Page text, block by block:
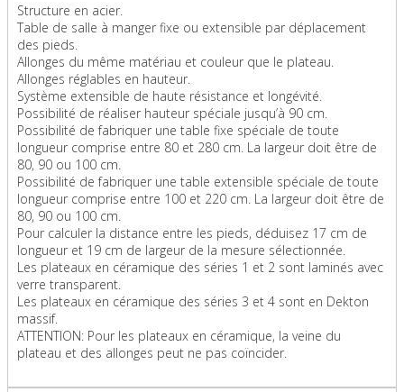
Structure en acier.
Table de salle à manger fixe ou extensible par déplacement
des pieds.
Allonges du même matériau et couleur que le plateau.
Allonges réglables en hauteur.
Système extensible de haute résistance et longévité.
Possibilité de réaliser hauteur spéciale jusqu’à 90 cm.
Possibilité de fabriquer une table fixe spéciale de toute
longueur comprise entre 80 et 280 cm. La largeur doit être de
80, 90 ou 100 cm.
Possibilité de fabriquer une table extensible spéciale de toute
longueur comprise entre 100 et 220 cm. La largeur doit être de
80, 90 ou 100 cm.
Pour calculer la distance entre les pieds, déduisez 17 cm de
longueur et 19 cm de largeur de la mesure sélectionnée.
Les plateaux en céramique des séries 1 et 2 sont laminés avec
verre transparent.
Les plateaux en céramique des séries 3 et 4 sont en Dekton
massif.
ATTENTION: Pour les plateaux en céramique, la veine du
plateau et des allonges peut ne pas coïncider.